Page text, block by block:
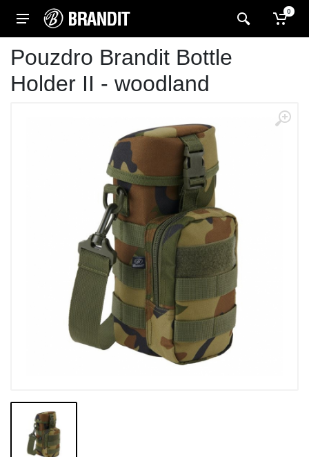
0
Pouzdro Brandit Bottle
Holder II - woodland